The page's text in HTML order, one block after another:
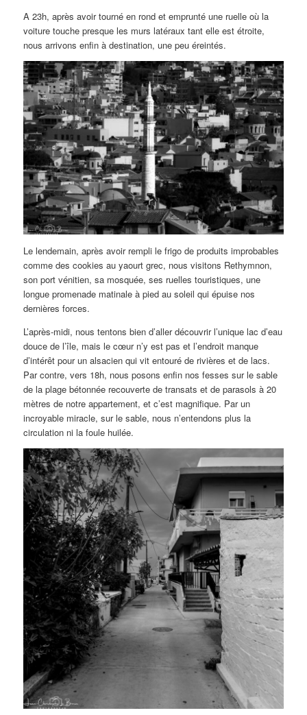
A 23h, après avoir tourné en rond et emprunté une ruelle où la
voiture touche presque les murs latéraux tant elle est étroite,
nous arrivons enfin à destination, une peu éreintés.
Le lendemain, après avoir rempli le frigo de produits improbables
comme des cookies au yaourt grec, nous visitons Rethymnon,
son port vénitien, sa mosquée, ses ruelles touristiques, une
longue promenade matinale à pied au soleil qui épuise nos
dernières forces.
L’après-midi, nous tentons bien d’aller découvrir l’unique lac d’eau
douce de l’île, mais le cœur n’y est pas et l’endroit manque
d’intérêt pour un alsacien qui vit entouré de rivières et de lacs.
Par contre, vers 18h, nous posons enfin nos fesses sur le sable
de la plage bétonnée recouverte de transats et de parasols à 20
mètres de notre appartement, et c’est magnifique. Par un
incroyable miracle, sur le sable, nous n’entendons plus la
circulation ni la foule huilée.